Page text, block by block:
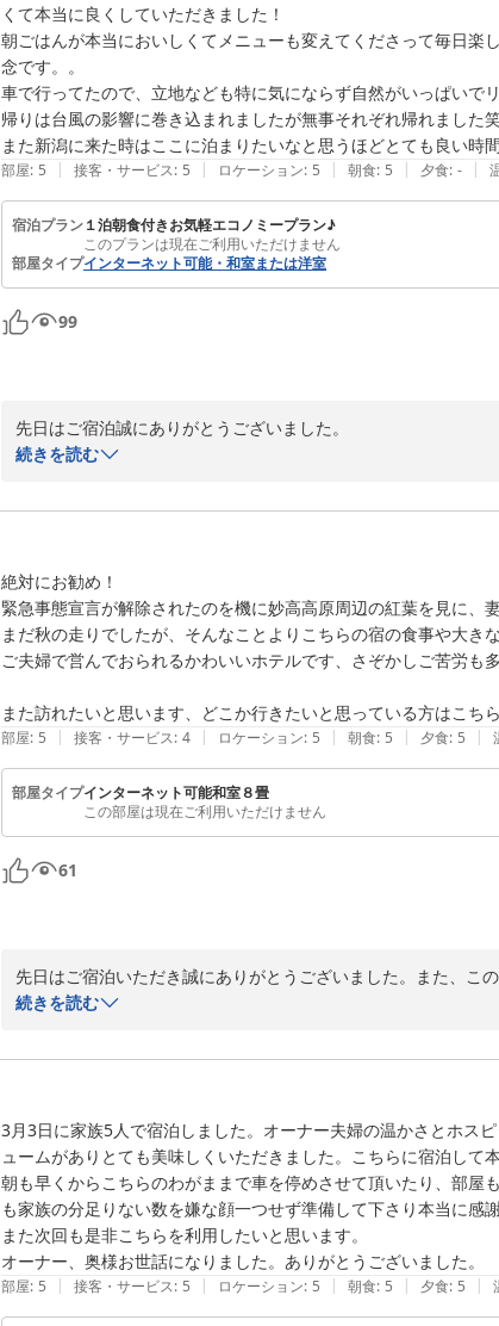
くて本当に良くしていただきました！
朝ごはんが本当においしくてメニューも変えてくださって毎日
念です。。
車で行ってたので、立地なども特に気にならず自然がいっぱいで
帰りは台風の影響に巻き込まれましたが無事それぞれ帰れました
また新潟に来た時はここに泊まりたいなと思うほどとても良い時
部屋: 5 | 接客・サービス: 5 | ロケーション: 5 | 朝食: 5 | 夕食: - |
宿泊プラン１泊朝食付きお気軽エコノミープラン♪
このプランは現在ご利用いただけません
部屋タイプインターネット可能・和室または洋室
99
先日はご宿泊誠にありがとうございました。
お帰りの際には台風の影響で無事帰宅されるかどうか心配してい
2023-08-19
続きを読む
絶対にお勧め！
緊急事態宣言が解除されたのを機に妙高高原周辺の紅葉を見に、
まだ秋の走りでしたが、そんなことよりこちらの宿の食事や大き
ご夫婦で営んでおられるかわいいホテルです、さぞかしご苦労も
部屋: 5 | 接客・サービス: 4 | ロケーション: 5 | 朝食: 5 | 夕食: 5 |
部屋タイプインターネット可能和室８畳
この部屋は現在ご利用いただけません
61
先日はご宿泊いただき誠にありがとうございました。また、こ
ます。
機会がありましたらまた、違う季節の妙高にも訪れてみて下さ
続きを読む
3月3日に家族5人で宿泊しました。オーナー夫婦の温かさとホス
ュームがありとても美味しくいただきました。こちらに宿泊して
朝も早くからこちらのわがままで車を停めさせて頂いたり、部
も家族の分足りない数を嫌な顔一つせず準備して下さり本当に感謝
また次回も是非こちらを利用したいと思います。
オーナー、奥様お世話になりました。ありがとうございました。
部屋: 5 | 接客・サービス: 5 | ロケーション: 5 | 朝食: 5 | 夕食: 5 |